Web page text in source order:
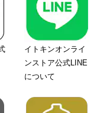
イトキンオンライ
ンストア公式LINE
について